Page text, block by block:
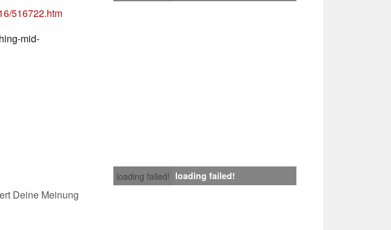
516722.htm
mid-
loading failed! loading failed!
Deine Meinung